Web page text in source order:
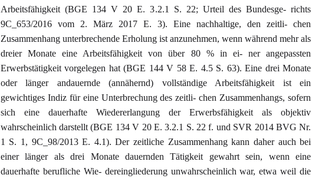
Arbeitsfähigkeit (BGE 134 V 20 E. 3.2.1 S. 22; Urteil des Bundesge- richts
9C_653/2016 vom 2. März 2017 E. 3). Eine nachhaltige, den zeitli- chen
Zusammenhang unterbrechende Erholung ist anzunehmen, wenn während mehr als
dreier Monate eine Arbeitsfähigkeit von über 80 % in ei- ner angepassten
Erwerbstätigkeit vorgelegen hat (BGE 144 V 58 E. 4.5 S. 63). Eine drei Monate
oder länger andauernde (annähernd) vollständige Arbeitsfähigkeit ist ein
gewichtiges Indiz für eine Unterbrechung des zeitli- chen Zusammenhangs, sofern
sich eine dauerhafte Wiedererlangung der Erwerbsfähigkeit als objektiv
wahrscheinlich darstellt (BGE 134 V 20 E. 3.2.1 S. 22 f. und SVR 2014 BVG Nr.
1 S. 1, 9C_98/2013 E. 4.1). Der zeitliche Zusammenhang kann daher auch bei
einer länger als drei Monate dauernden Tätigkeit gewahrt sein, wenn eine
dauerhafte berufliche Wie- dereingliederung unwahrscheinlich war, etwa weil die